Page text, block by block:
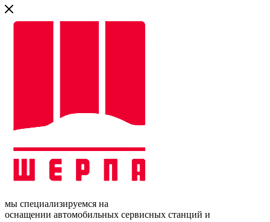
мы специализируемся на
оснащении автомобильных сервисных станций и